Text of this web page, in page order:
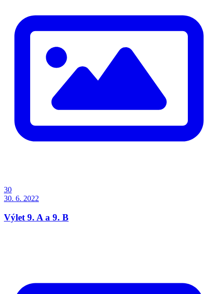
30
30. 6. 2022
Výlet 9. A a 9. B